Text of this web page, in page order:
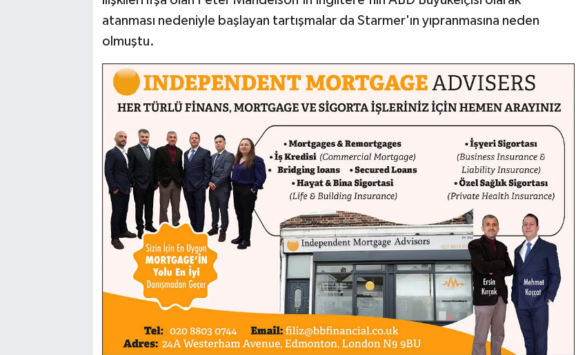
atanması nedeniyle başlayan tartışmalar da Starmer'ın yıpranmasına neden
olmuştu.